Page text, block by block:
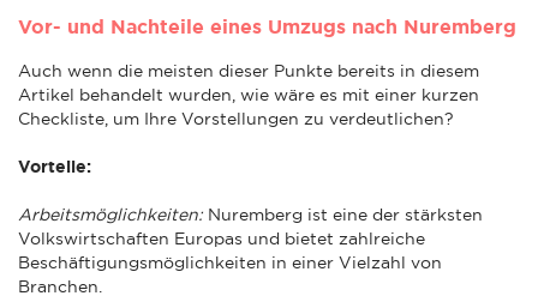
Vor- und Nachteile eines Umzugs nach Nuremberg
Auch wenn die meisten dieser Punkte bereits in diesem
Artikel behandelt wurden, wie wäre es mit einer kurzen
Checkliste, um Ihre Vorstellungen zu verdeutlichen?
Vorteile:
Arbeitsmöglichkeiten: Nuremberg ist eine der stärksten
Volkswirtschaften Europas und bietet zahlreiche
Beschäftigungsmöglichkeiten in einer Vielzahl von
Branchen.